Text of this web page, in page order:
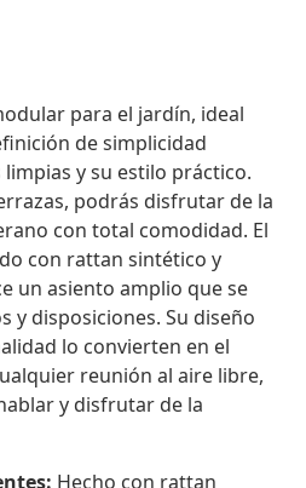
para el jardín, ideal
de simplicidad
y su estilo práctico.
podrás disfrutar de la
con total comodidad. El
con rattan sintético y
un asiento amplio que se
y disposiciones. Su diseño
lo convierten en el
reunión al aire libre,
y disfrutar de la
Hecho con rattan